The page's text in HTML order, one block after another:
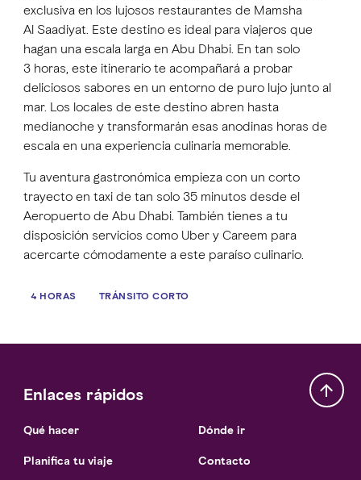
exclusiva en los lujosos restaurantes de Mamsha
Al Saadiyat. Este destino es ideal para viajeros que
hagan una escala larga en Abu Dhabi. En tan solo
3 horas, este itinerario te acompañará a probar
deliciosos sabores en un entorno de puro lujo junto al
mar. Los locales de este destino abren hasta
medianoche y transformarán esas anodinas horas de
escala en una experiencia culinaria memorable.
Tu aventura gastronómica empieza con un corto
trayecto en taxi de tan solo 35 minutos desde el
Aeropuerto de Abu Dhabi. También tienes a tu
disposición servicios como Uber y Careem para
acercarte cómodamente a este paraíso culinario.
4 HORAS TRÁNSITO CORTO
Enlaces rápidos
Qué hacer
Planifica tu viaje
Dónde ir
Contacto